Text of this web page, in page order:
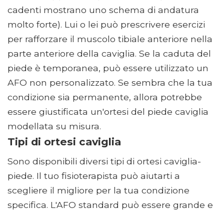
cadenti mostrano uno schema di andatura
molto forte). Lui o lei può prescrivere esercizi
per rafforzare il muscolo tibiale anteriore nella
parte anteriore della caviglia. Se la caduta del
piede è temporanea, può essere utilizzato un
AFO non personalizzato. Se sembra che la tua
condizione sia permanente, allora potrebbe
essere giustificata un'ortesi del piede caviglia
modellata su misura.
Tipi di ortesi caviglia
Sono disponibili diversi tipi di ortesi caviglia-
piede. Il tuo fisioterapista può aiutarti a
scegliere il migliore per la tua condizione
specifica. L'AFO standard può essere grande e